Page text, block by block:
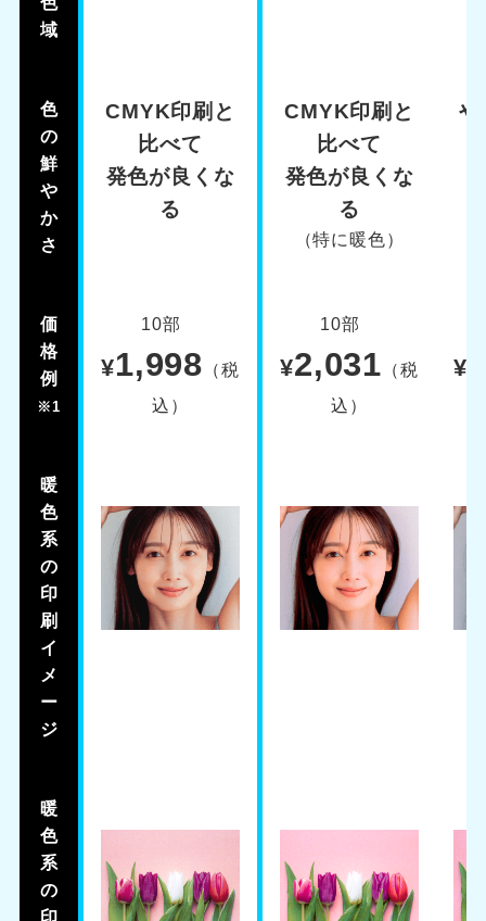
域
色
の
鮮
や
か
さ
CMYK印刷と
比べて
発色が良くな
る
CMYK印刷と
比べて
発色が良くな
る
（特に暖色）
や
価
格
例
※1
10部
¥1,998 （税
込）
10部
¥2,031 （税
込）
¥
暖
色
系
の
印
刷
イ
メ
ー
ジ
暖
色
系
の